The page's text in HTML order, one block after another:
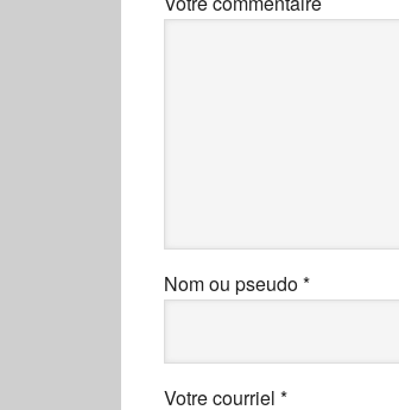
Nom ou pseudo*
Votre courriel *